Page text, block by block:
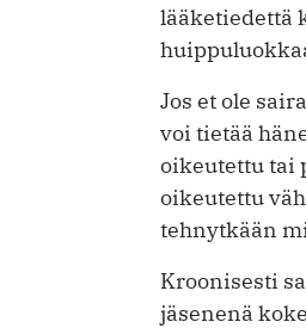
lääketiedettä
Jos et ole
voi tietää
oikeutettu tai
oikeutettu
tehnytkään
Kroonisesti
jäsenenä